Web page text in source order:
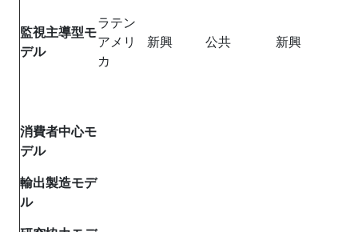
監視主導型モ
デル
ラテン
アメリ
カ
新興 公共 新興
消費者中心モ
デル
輸出製造モデ
ル